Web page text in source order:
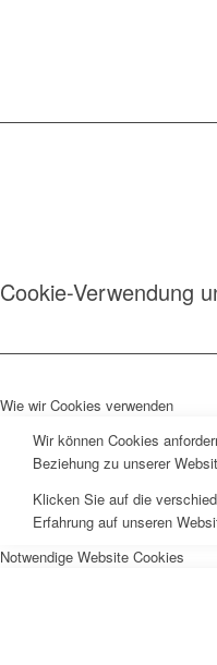
Cookie-Verwendung
Wie wir Cookies verwenden
Wir können Cookies
Beziehung zu unserer
Klicken Sie auf die
Erfahrung auf unseren
Notwendige Website Cookies